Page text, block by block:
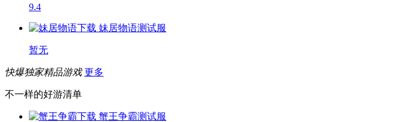
9.4
妹居物语测试服
暂无
快爆独家精品游戏 更多
不一样的好游清单
蟹王争霸测试服